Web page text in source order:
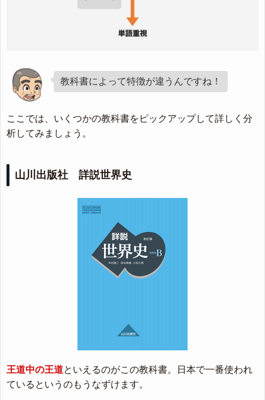
教科書によって特徴が違うんですね！
ここでは、いくつかの教科書をピックアップして詳しく分
析してみましょう。
山川出版社 詳説世界史
王道中の王道といえるのがこの教科書。日本で一番使われ
ているというのもうなずけます。